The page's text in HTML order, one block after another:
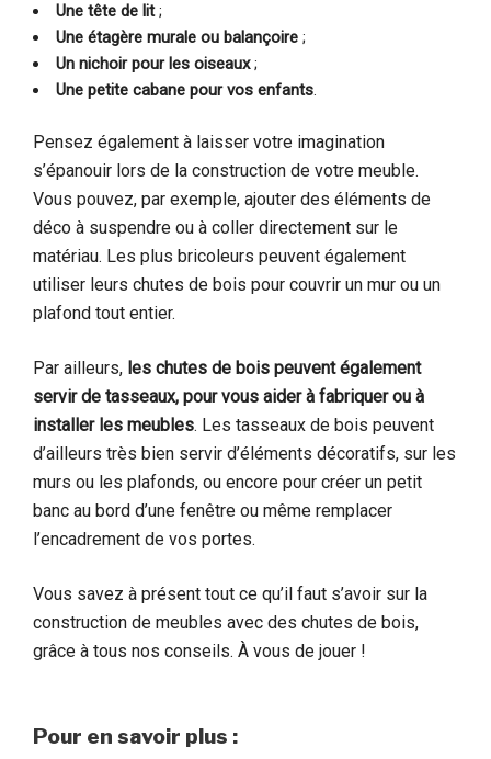
Une tête de lit;
Une étagère murale ou balançoire ;
Un nichoir pour les oiseaux;
Une petite cabane pour vos enfants.
Pensez également à laisser votre imagination
s’épanouir lors de la construction de votre meuble.
Vous pouvez, par exemple, ajouter des éléments de
déco à suspendre ou à coller directement sur le
matériau. Les plus bricoleurs peuvent également
utiliser leurs chutes de bois pour couvrir un mur ou un
plafond tout entier.
Par ailleurs, les chutes de bois peuvent également
servir de tasseaux, pour vous aider à fabriquer ou à
installer les meubles. Les tasseaux de bois peuvent
d’ailleurs très bien servir d’éléments décoratifs, sur les
murs ou les plafonds, ou encore pour créer un petit
banc au bord d’une fenêtre ou même remplacer
l’encadrement de vos portes.
Vous savez à présent tout ce qu’il faut s’avoir sur la
construction de meubles avec des chutes de bois,
grâce à tous nos conseils. À vous de jouer !
Pour en savoir plus :